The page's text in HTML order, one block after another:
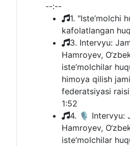
--:--
1. "Iste’molchi
kafolatlangan
3. Intervyu:
Hamroyev,
iste’molchilar
himoya qilish
federatsiyasi
1:52
4. 🎙 Intervyu:
Hamroyev,
iste’molchilar